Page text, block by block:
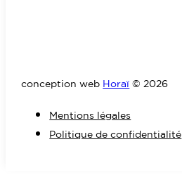
conception web Horaï © 2026
Mentions légales
Politique de confidentialité